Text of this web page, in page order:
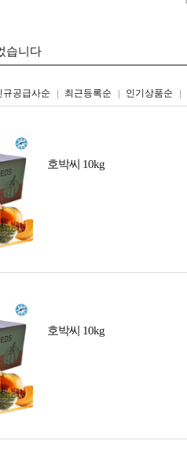
습니다
규공급사순 최근등록순 인기상품순
리스트형갤러리형
호박씨 10kg
호박씨 10kg